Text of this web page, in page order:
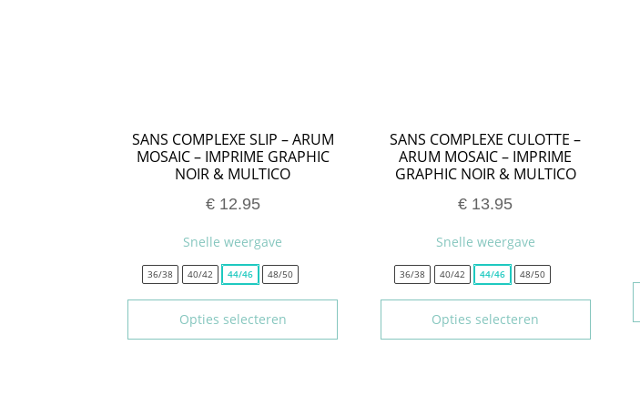
SANS COMPLEXE SLIP – ARUM
MOSAIC – IMPRIME GRAPHIC
NOIR & MULTICO
€12.95
Opties selecteren
Snelle weergave
36/38 40/42 44/46 48/50
SANS COMPLEXE CULOTTE –
ARUM MOSAIC – IMPRIME
GRAPHIC NOIR & MULTICO
€ 13.95
Opties selecteren
Snelle weergave
36/38 40/42 44/46 48/50